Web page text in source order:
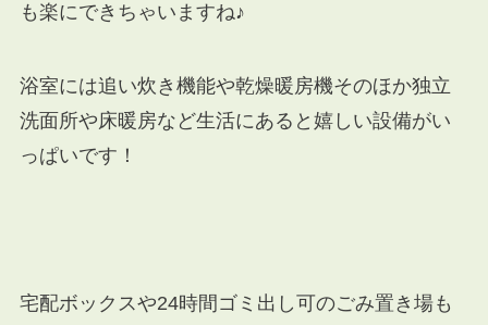
も楽にできちゃいますね♪
浴室には追い炊き機能や乾燥暖房機そのほか独立
洗面所や床暖房など生活にあると嬉しい設備がい
っぱいです！
宅配ボックスや24時間ゴミ出し可のごみ置き場も